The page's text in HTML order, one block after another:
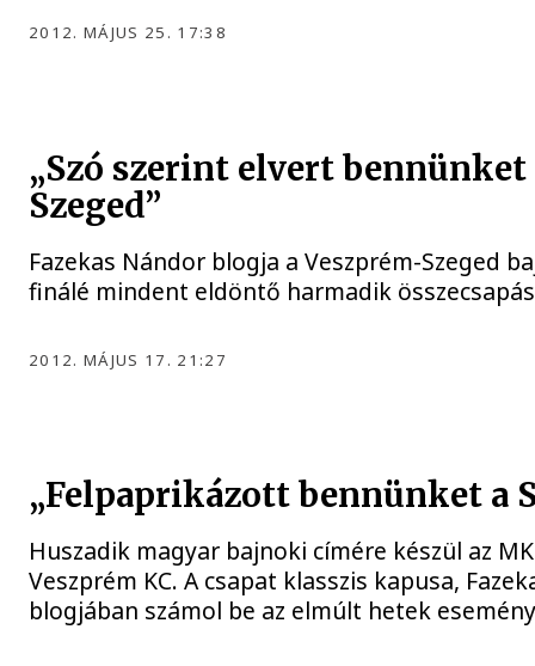
2012. MÁJUS 25. 17:38
„Szó szerint elvert bennünket
Szeged”
Fazekas Nándor blogja a Veszprém-Szeged
finálé mindent eldöntő harmadik
2012. MÁJUS 17. 21:27
„Felpaprikázott bennünket a
Huszadik magyar bajnoki címére készül az
Veszprém KC. A csapat klasszis kapusa,
blogjában számol be az elmúlt hetek